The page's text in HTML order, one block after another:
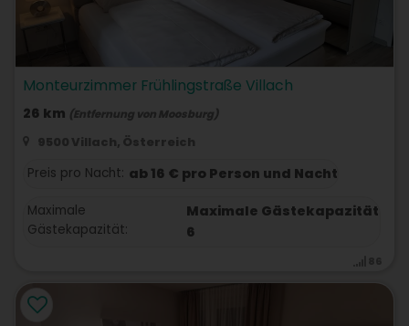
Monteurzimmer Frühlingstraße Villach
26 km (Entfernung von Moosburg)
9500 Villach, Österreich
Preis pro Nacht: ab 16 € pro Person und Nacht
Maximale
Gästekapazität:
Maximale Gästekapazität
6